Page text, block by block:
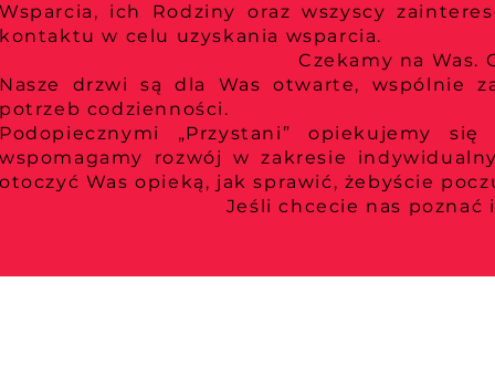
Wsparcia, ich Rodziny oraz wszyscy
kontaktu w celu uzyskania wsparcia.
Czekamy na Was.
Nasze drzwi są dla Was otwarte, wspólnie
potrzeb codzienności.
Podopiecznymi „Przystani” opiekujemy
wspomagamy rozwój w zakresie
otoczyć Was opieką, jak sprawić, żebyście
Jeśli chcecie nas poznać